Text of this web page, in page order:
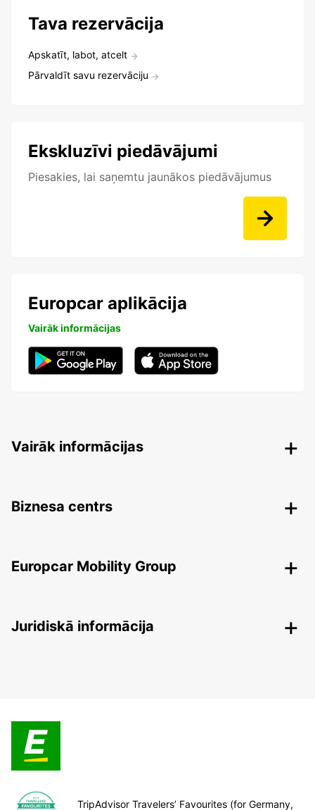
Tava rezervācija
Apskatīt, labot, atcelt
Pārvaldīt savu rezervāciju
Ekskluzīvi piedāvājumi
Piesakies, lai saņemtu jaunākos piedāvājumus
Europcar aplikācija
Vairāk informācijas
Vairāk informācijas
Biznesa centrs
Europcar Mobility Group
Juridiskā informācija
TripAdvisor Travelers’ Favourites (for Germany,